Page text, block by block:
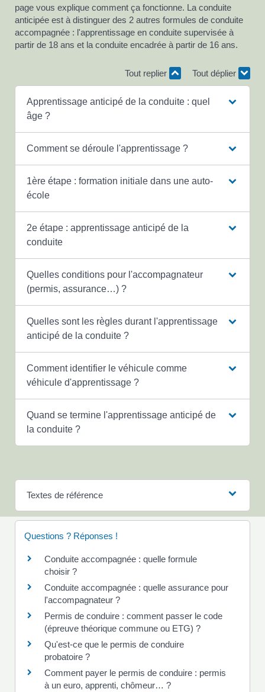
page vous explique comment ça fonctionne. La conduite
anticipée est à distinguer des 2 autres formules de conduite
accompagnée : l'apprentissage en conduite supervisée à
partir de 18 ans et la conduite encadrée à partir de 16 ans.
Tout replier Tout déplier
Apprentissage anticipé de la conduite : quel
âge ?
Comment se déroule l'apprentissage ?
1ère étape : formation initiale dans une auto-
école
2e étape : apprentissage anticipé de la
conduite
Quelles conditions pour l'accompagnateur
(permis, assurance…) ?
Quelles sont les règles durant l'apprentissage
anticipé de la conduite ?
Comment identifier le véhicule comme
véhicule d'apprentissage ?
Quand se termine l'apprentissage anticipé de
la conduite ?
Textes de référence
Questions ? Réponses !
Conduite accompagnée : quelle formule
choisir ?
Conduite accompagnée : quelle assurance pour
l'accompagnateur ?
Permis de conduire : comment passer le code
(épreuve théorique commune ou ETG) ?
Qu'est-ce que le permis de conduire
probatoire ?
Comment payer le permis de conduire : permis
à un euro, apprenti, chômeur… ?